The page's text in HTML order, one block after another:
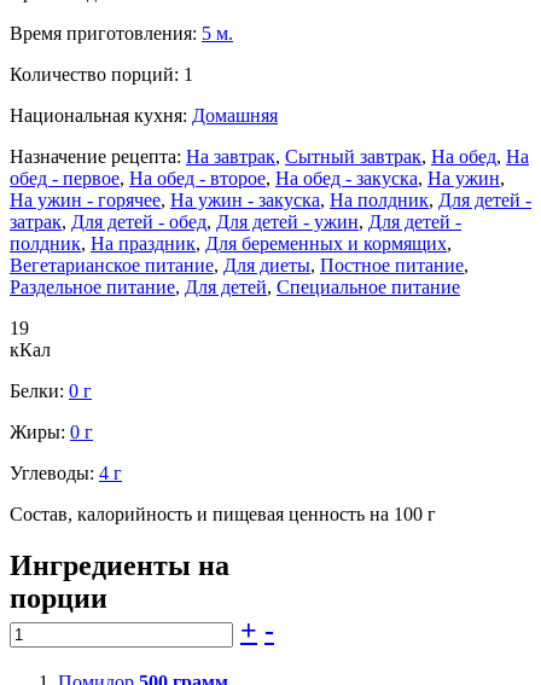
Время приготовления: 5 м.
Количество порций: 1
Национальная кухня: Домашняя
Назначение рецепта: На завтрак, Сытный завтрак, На обед, На
обед - первое, На обед - второе, На обед - закуска, На ужин,
На ужин - горячее, На ужин - закуска, На полдник, Для детей -
затрак, Для детей - обед, Для детей - ужин, Для детей -
полдник, На праздник, Для беременных и кормящих,
Вегетарианское питание, Для диеты, Постное питание,
Раздельное питание, Для детей, Специальное питание
19
кКал
Белки: 0 г
Жиры: 0 г
Углеводы: 4 г
Состав, калорийность и пищевая ценность на 100 г
Ингредиенты на
порции
+ -